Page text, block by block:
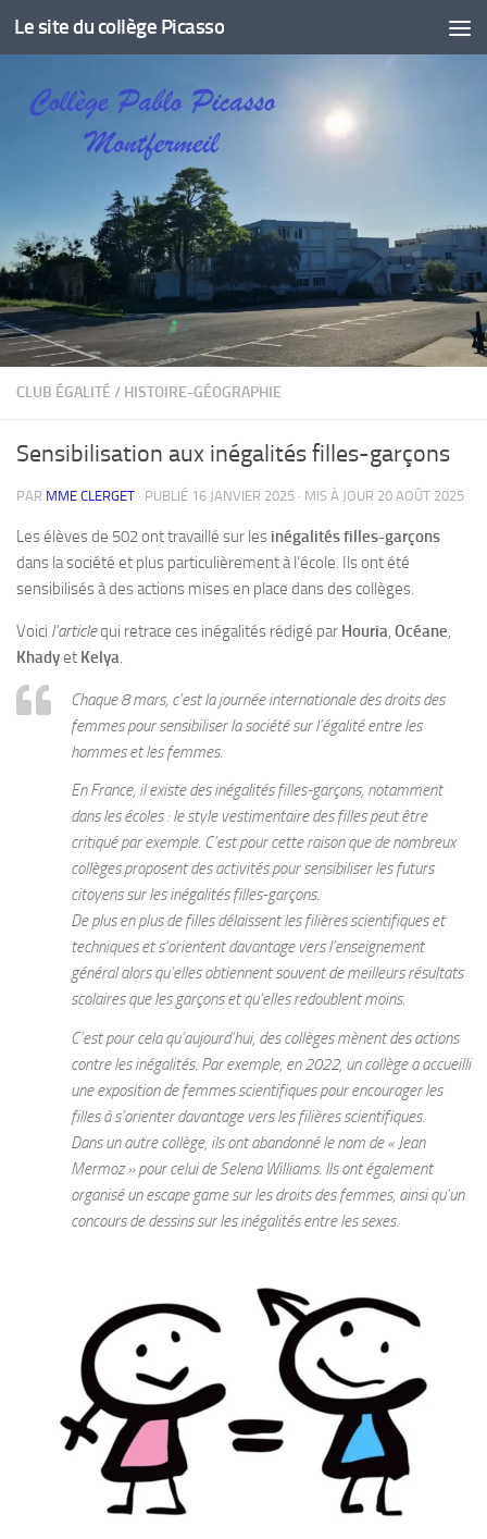
Skip to content
Le site du collège Picasso
CLUB ÉGALITÉ / HISTOIRE-GÉOGRAPHIE
Sensibilisation aux inégalités filles-garçons
PAR MME CLERGET · PUBLIÉ 16 JANVIER 2025 · MIS À JOUR 20 AOÛT 2025
Les élèves de 502 ont travaillé sur les inégalités filles-garçons
dans la société et plus particulièrement à l’école. Ils ont été
sensibilisés à des actions mises en place dans des collèges.
Voici l’articlequi retrace ces inégalités rédigé par Houria, Océane,
Khadyet Kelya.
Chaque 8 mars, c’est la journée internationale des droits des
femmes pour sensibiliser la société sur l’égalité entre les
hommes et les femmes.
En France, il existe des inégalités filles-garçons, notamment
dans les écoles : le style vestimentaire des filles peut être
critiqué par exemple. C’est pour cette raison que de nombreux
collèges proposent des activités pour sensibiliser les futurs
citoyens sur les inégalités filles-garçons.
De plus en plus de filles délaissent les filières scientifiques et
techniques et s’orientent davantage vers l’enseignement
général alors qu’elles obtiennent souvent de meilleurs résultats
scolaires que les garçons et qu’elles redoublent moins.
C’est pour cela qu’aujourd’hui, des collèges mènent des actions
contre les inégalités. Par exemple, en 2022, un collège a accueilli
une exposition de femmes scientifiques pour encourager les
filles à s’orienter davantage vers les filières scientifiques.
Dans un autre collège, ils ont abandonné le nom de « Jean
Mermoz » pour celui de Selena Williams. Ils ont également
organisé un escape game sur les droits des femmes, ainsi qu’un
concours de dessins sur les inégalités entre les sexes.